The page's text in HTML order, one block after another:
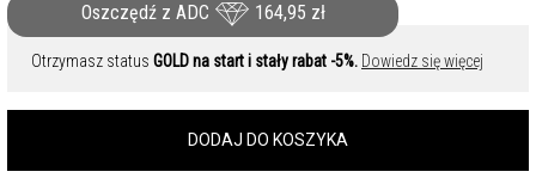
Oszczędź z ADC 164,95 zł
Otrzymasz status GOLD na start i stały rabat -5%. Dowiedz się więcej
DODAJ DO KOSZYKA